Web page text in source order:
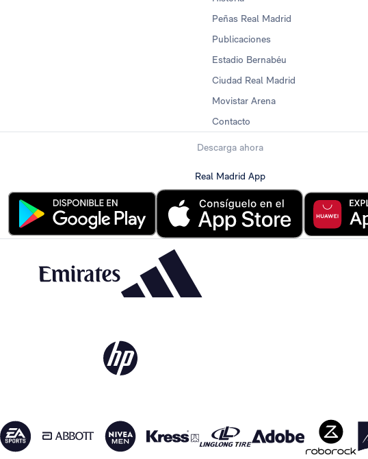
Peñas Real Madrid
Publicaciones
Estadio Bernabéu
Ciudad Real Madrid
Movistar Arena
Contacto
Descarga ahora
Real Madrid App